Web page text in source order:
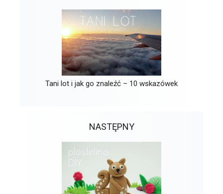
Tani lot i jak go znaleźć – 10 wskazówek
NASTĘPNY